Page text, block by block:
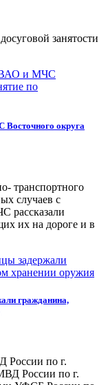
занятости
округа
транспортного
случаев с
рассказали
их на дороге и в
гражданина,
по г.
России по г.